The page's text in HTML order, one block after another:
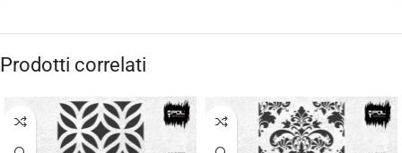
Prodotti correlati